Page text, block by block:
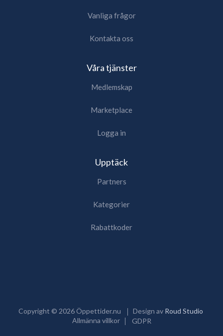
Vanliga frågor
Kontakta oss
Våra tjänster
Medlemskap
Marketplace
Logga in
Upptäck
Partners
Kategorier
Rabattkoder
Copyright © 2026Öppettider.nu Design av Roud Studio
Allmänna villkor
GDPR